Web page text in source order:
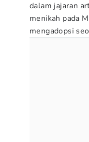
dalam jajaran
menikah pada
mengadopsi